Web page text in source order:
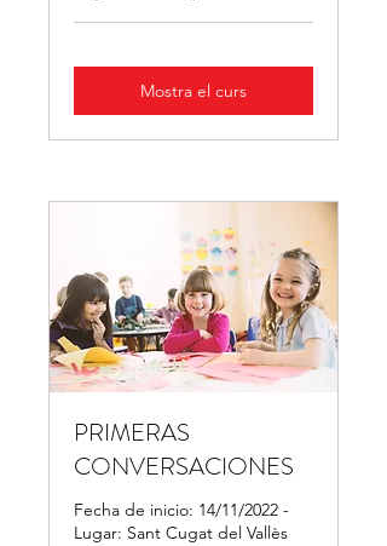
Mostra el curs
PRIMERAS
CONVERSACIONES
Fecha de inicio: 14/11/2022 -
Lugar: Sant Cugat del Vallès